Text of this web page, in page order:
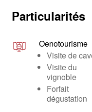
Particularités
Oenotourisme
Visite de
Visite du
vignoble
Forfait
dégustation